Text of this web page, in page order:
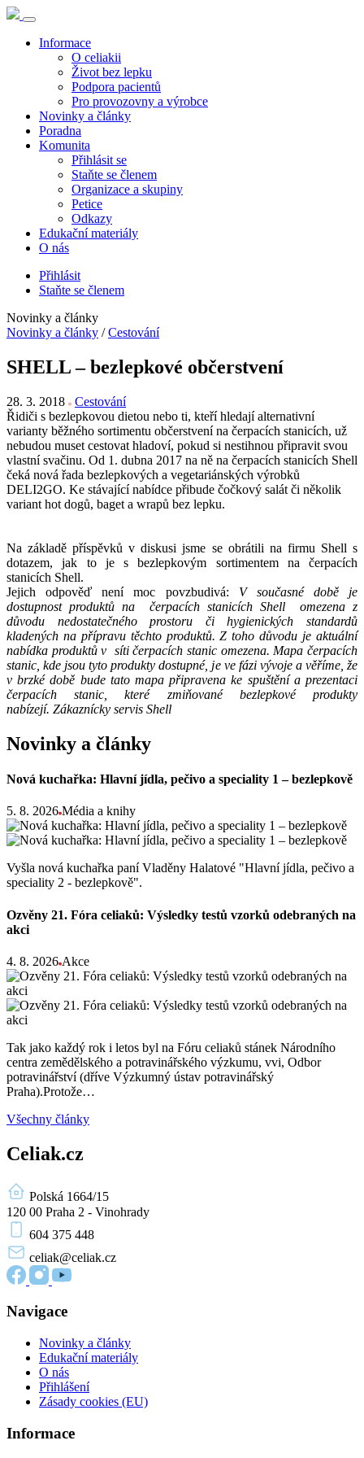
Informace
O celiakii
Život bez lepku
Podpora pacientů
Pro provozovny a výrobce
Novinky a články
Poradna
Komunita
Přihlásit se
Staňte se členem
Organizace a skupiny
Petice
Odkazy
Edukační materiály
O nás
Přihlásit
Staňte se členem
Novinky a články
Novinky a články / Cestování
SHELL – bezlepkové občerstvení
28. 3. 2018
Cestování
Řidiči s bezlepkovou dietou nebo ti, kteří hledají alternativní
varianty běžného sortimentu občerstvení na čerpacích stanicích, už
nebudou muset cestovat hladoví, pokud si nestihnou připravit svou
vlastní svačinu. Od 1. dubna 2017 na ně na čerpacích stanicích Shell
čeká nová řada bezlepkových a vegetariánských výrobků
DELI2GO. Ke stávající nabídce přibude čočkový salát či několik
variant hot dogů, baget a wrapů bez lepku.
Na základě příspěvků v diskusi jsme se obrátili na firmu Shell s
dotazem, jak to je s bezlepkovým sortimentem na čerpacích
stanicích Shell.
Jejich odpověď není moc povzbudivá: V současné době je
dostupnost produktů na čerpacích stanicích Shell omezena z
důvodu nedostatečného prostoru či hygienických standardů
kladených na přípravu těchto produktů. Z toho důvodu je aktuální
nabídka produktů v síti čerpacích stanic omezena. Mapa čerpacích
stanic, kde jsou tyto produkty dostupné, je ve fázi vývoje a věříme, že
v brzké době bude tato mapa připravena ke spuštění a prezentaci
čerpacích stanic, které zmiňované bezlepkové produkty
nabízejí. Zákaznícky servis Shell
Novinky a články
Nová kuchařka: Hlavní jídla, pečivo a speciality 1 – bezlepkově
5. 8. 2026 Média a knihy
Vyšla nová kuchařka paní Vladěny Halatové "Hlavní jídla, pečivo a
speciality 2 - bezlepkově".
Ozvěny 21. Fóra celiaků: Výsledky testů vzorků odebraných na
akci
4. 8. 2026 Akce
Tak jako každý rok i letos byl na Fóru celiaků stánek Národního
centra zemědělského a potravinářského výzkumu, vvi, Odbor
potravinářství (dříve Výzkumný ústav potravinářský
Praha).Protože…
Všechny články
Celiak.cz
Polská 1664/15
120 00 Praha 2 - Vinohrady
604 375 448
celiak@celiak.cz
Navigace
Novinky a články
Edukační materiály
O nás
Přihlášení
Zásady cookies (EU)
Informace